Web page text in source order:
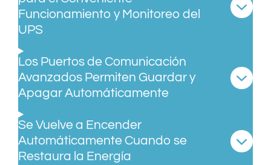
Funcionamiento y Monitoreo del
UPS
Los Puertos de Comunicación
Avanzados Permiten Guardar y
Apagar Automáticamente
Se Vuelve a Encender
Automáticamente Cuando se
Restaura la Energía